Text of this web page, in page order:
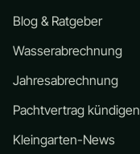
Blog & Ratgeber
Wasserabrechnung
Jahresabrechnung
Pachtvertrag kündigen
Kleingarten-News